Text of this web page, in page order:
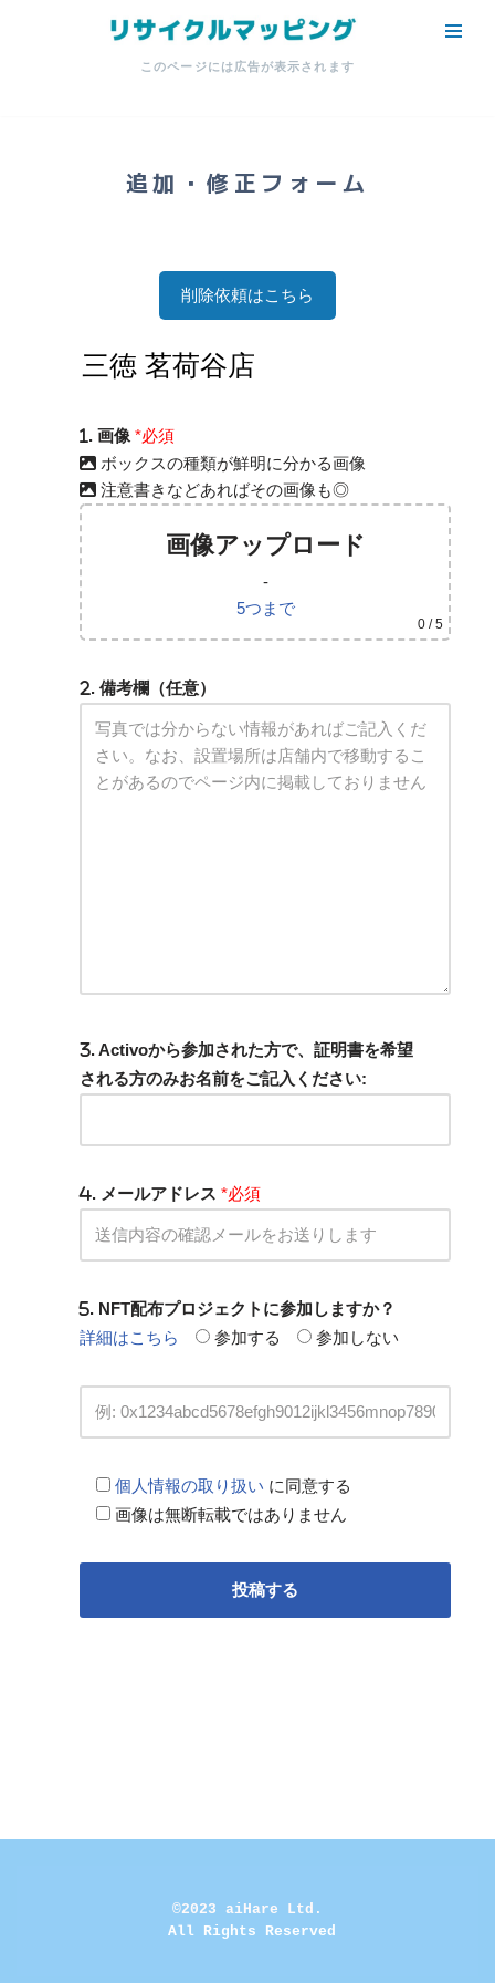
このページには広告が表示されます
追加・修正フォーム
削除依頼はこちら
. 画像 *必須
ボックスの種類が鮮明に分かる画像
注意書きなどあればその画像も◎
画像アップロード
-
5つまで
0 / 5
. 備考欄（任意）
. Activoから参加された方で、証明書を希望
される方のみお名前をご記入ください:
. メールアドレス *必須
. NFT配布プロジェクトに参加しますか？
詳細はこちら
参加する 参加しない
個人情報の取り扱い に同意する
画像は無断転載ではありません
©2023 aiHare Ltd.
All Rights Reserved